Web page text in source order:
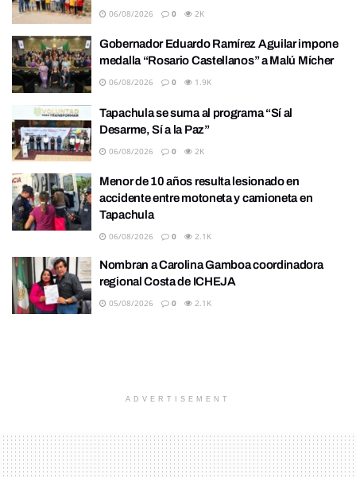
06/08/2026 0 2K
Gobernador Eduardo Ramírez Aguilar impone
medalla “Rosario Castellanos” a Malú Mícher
06/08/2026 0 1.9K
Tapachula se suma al programa “Sí al
Desarme, Sí a la Paz”
06/08/2026 0 2K
Menor de 10 años resulta lesionado en
accidente entre motoneta y camioneta en
Tapachula
06/08/2026 0 2.1K
Nombran a Carolina Gamboa coordinadora
regional Costa de ICHEJA
05/08/2026 0 2.1K
ADVERTISEMENT